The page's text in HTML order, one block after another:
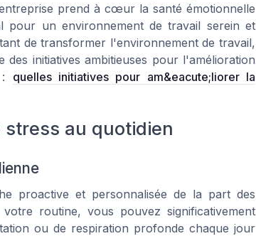
prend à cœur la santé émotionnelle
pour un environnement de travail serein et
de transformer l'environnement de travail,
initiatives ambitieuses pour l'amélioration
quelles initiatives pour am&eacute;liorer la
au quotidien
proactive et personnalisée de la part des
routine, vous pouvez significativement
ou de respiration profonde chaque jour